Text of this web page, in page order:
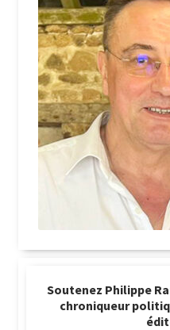
Soutenez Philippe
chroniqueur